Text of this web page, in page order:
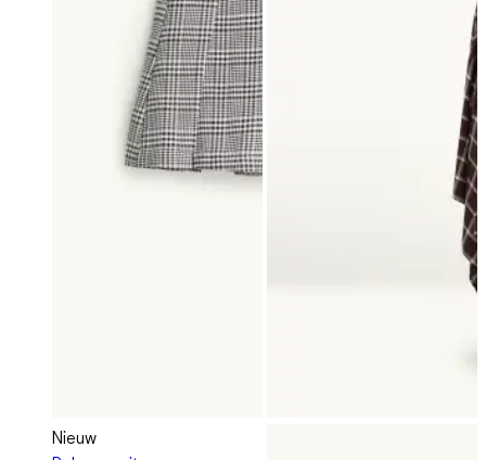
Nieuw